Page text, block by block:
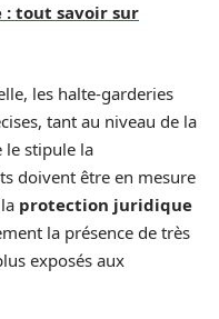
: tout savoir sur
les halte-garderies
tant au niveau de la
le stipule la
doivent être en mesure
protection juridique
la présence de très
exposés aux